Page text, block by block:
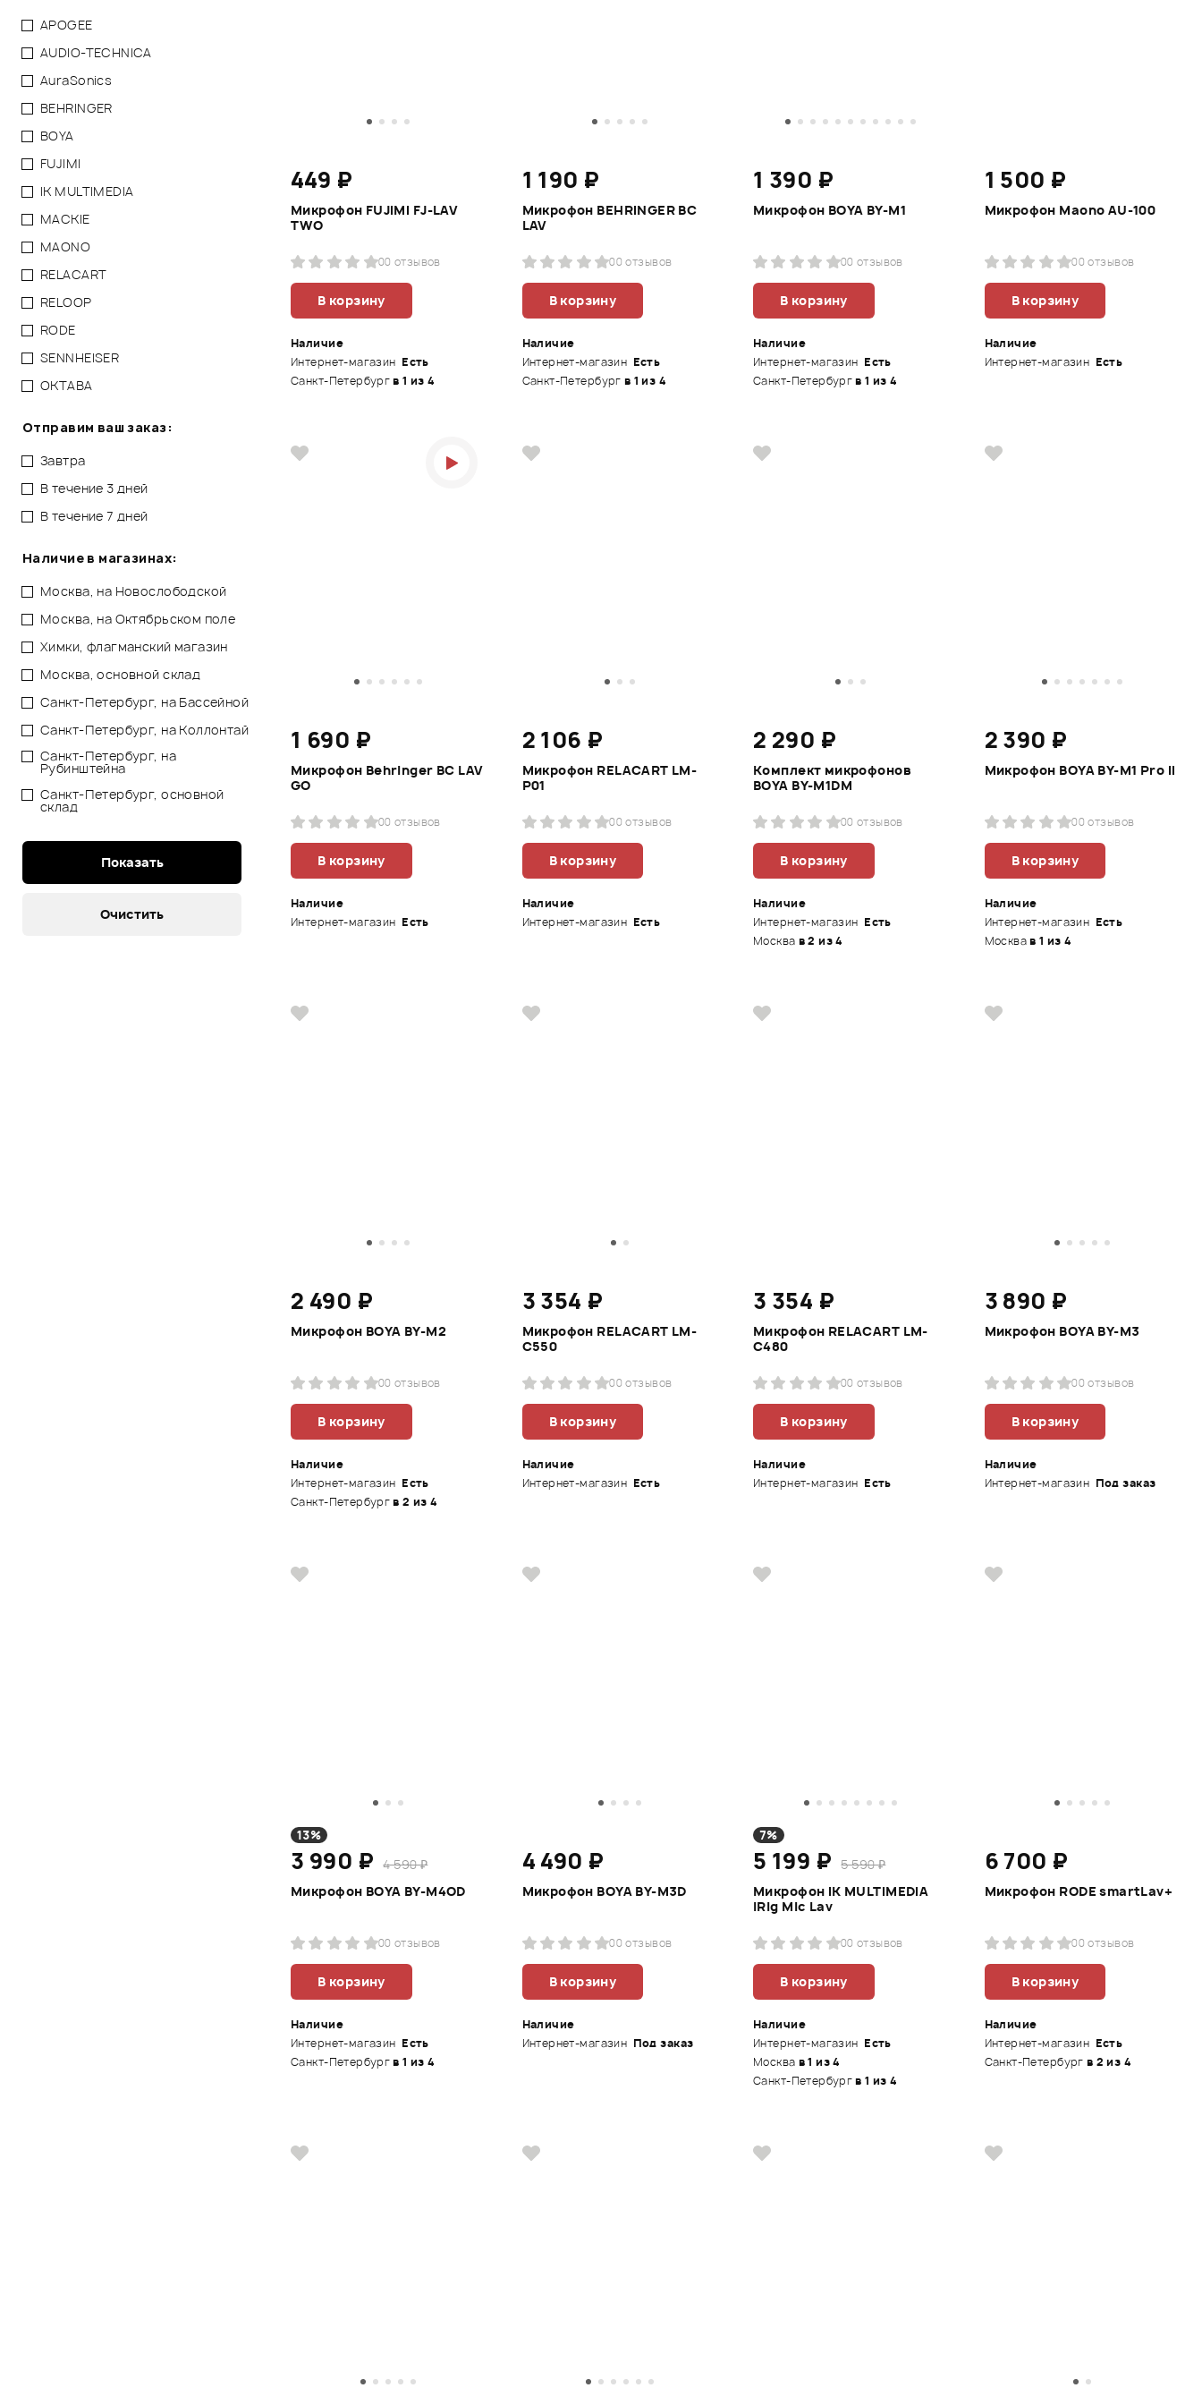
APOGEE
AUDIO-TECHNICA
AuraSonics
BEHRINGER
BOYA
FUJIMI
IK MULTIMEDIA
MACKIE
MAONO
RELACART
RELOOP
RODE
SENNHEISER
ОКТАВА
Отправим ваш заказ:
Завтра
В течение 3 дней
В течение 7 дней
Наличие в магазинах:
Москва, на Новослободской
Москва, на Октябрьском поле
Химки, флагманский магазин
Москва, основной склад
Санкт-Петербург, на Бассейной
Санкт-Петербург, на Коллонтай
Санкт-Петербург, на
Рубинштейна
Санкт-Петербург, основной
склад
449 ₽
Микрофон FUJIMI FJ-LAV
TWO
00 отзывов
В корзину
Наличие
Интернет-магазин Есть
Санкт-Петербургв 1 из 4
1 190 ₽
Микрофон BEHRINGER BC
LAV
00 отзывов
В корзину
Наличие
Интернет-магазин Есть
Санкт-Петербург в 1 из 4
1 390 ₽
Микрофон BOYA BY-M1
00 отзывов
В корзину
Наличие
Интернет-магазин Есть
Санкт-Петербургв 1 из 4
1 500 ₽
Микрофон Maono AU-100
00 отзывов
В корзину
Наличие
Интернет-магазин Есть
1 690 ₽
Микрофон Behringer BC LAV
GO
00 отзывов
В корзину
Наличие
Интернет-магазин Есть
2 106 ₽
Микрофон RELACART LM-
P01
00 отзывов
В корзину
Наличие
Интернет-магазин Есть
2 290 ₽
Комплект микрофонов
BOYA BY-M1DM
00 отзывов
В корзину
Наличие
Интернет-магазин Есть
Москва в 2 из 4
2 390 ₽
Микрофон BOYA BY-M1 Pro II
00 отзывов
В корзину
Наличие
Интернет-магазин Есть
Москвав 1 из 4
2 490 ₽
Микрофон BOYA BY-M2
00 отзывов
В корзину
Наличие
Интернет-магазин Есть
Санкт-Петербургв 2 из 4
3 354 ₽
Микрофон RELACART LM-
C550
00 отзывов
В корзину
Наличие
Интернет-магазин Есть
3 354 ₽
Микрофон RELACART LM-
C480
00 отзывов
В корзину
Наличие
Интернет-магазин Есть
3 890 ₽
Микрофон BOYA BY-M3
00 отзывов
В корзину
Наличие
Интернет-магазин Под заказ
13%
3 990 ₽ 4 590 ₽
Микрофон BOYA BY-M4OD
00 отзывов
В корзину
Наличие
Интернет-магазин Есть
Санкт-Петербургв 1 из 4
4 490 ₽
Микрофон BOYA BY-M3D
00 отзывов
В корзину
Наличие
Интернет-магазин Под заказ
7%
5 199 ₽ 5 590 ₽
Микрофон IK MULTIMEDIA
iRig Mic Lav
00 отзывов
В корзину
Наличие
Интернет-магазин Есть
Москва в 1 из 4
Санкт-Петербургв 1 из 4
6 700 ₽
Микрофон RODE smartLav+
00 отзывов
В корзину
Наличие
Интернет-магазин Есть
Санкт-Петербург в 2 из 4